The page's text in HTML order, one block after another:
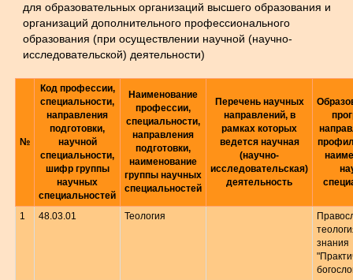
для образовательных организаций высшего образования и
организаций дополнительного профессионального
образования (при осуществлении научной (научно-
исследовательской) деятельности)
№
Код профессии,
специальности,
направления
подготовки,
научной
специальности,
шифр группы
научных
специальностей
Наименование
профессии,
специальности,
направления
подготовки,
наименование
группы научных
специальностей
Перечень научных
направлений, в
рамках которых
ведется научная
(научно-
исследовательская)
деятельность
1 48.03.01 Теология
знания